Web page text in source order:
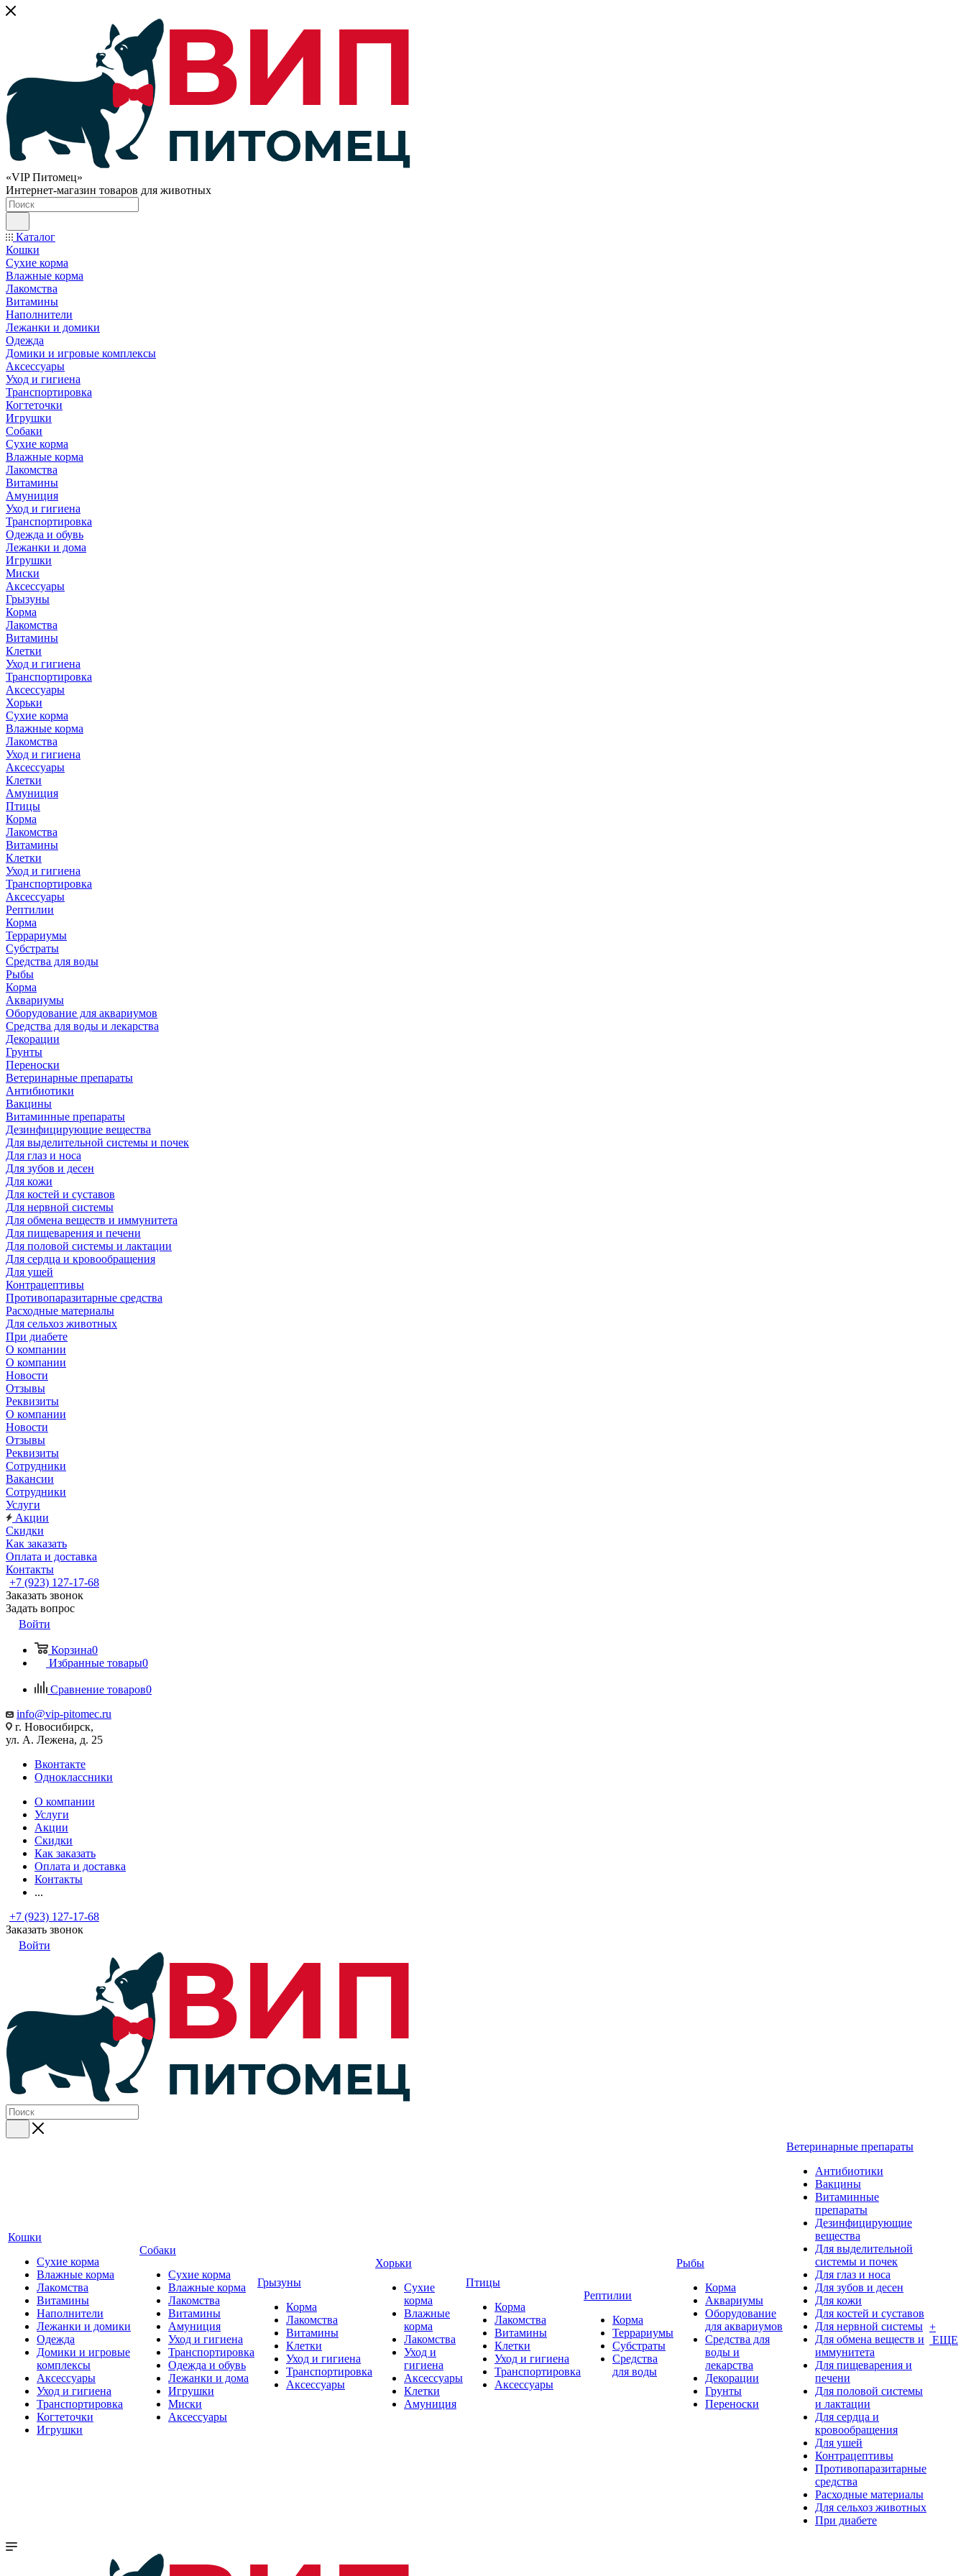
«VIP Питомец»
Интернет-магазин товаров для животных
Каталог
Кошки
Сухие корма
Влажные корма
Лакомства
Витамины
Наполнители
Лежанки и домики
Одежда
Домики и игровые комплексы
Аксессуары
Уход и гигиена
Транспортировка
Когтеточки
Игрушки
Собаки
Сухие корма
Влажные корма
Лакомства
Витамины
Амуниция
Уход и гигиена
Транспортировка
Одежда и обувь
Лежанки и дома
Игрушки
Миски
Аксессуары
Грызуны
Корма
Лакомства
Витамины
Клетки
Уход и гигиена
Транспортировка
Аксессуары
Хорьки
Сухие корма
Влажные корма
Лакомства
Уход и гигиена
Аксессуары
Клетки
Амуниция
Птицы
Корма
Лакомства
Витамины
Клетки
Уход и гигиена
Транспортировка
Аксессуары
Рептилии
Корма
Террариумы
Субстраты
Средства для воды
Рыбы
Корма
Аквариумы
Оборудование для аквариумов
Средства для воды и лекарства
Декорации
Грунты
Переноски
Ветеринарные препараты
Антибиотики
Вакцины
Витаминные препараты
Дезинфицирующие вещества
Для выделительной системы и почек
Для глаз и носа
Для зубов и десен
Для кожи
Для костей и суставов
Для нервной системы
Для обмена веществ и иммунитета
Для пищеварения и печени
Для половой системы и лактации
Для сердца и кровообращения
Для ушей
Контрацептивы
Противопаразитарные средства
Расходные материалы
Для сельхоз животных
При диабете
О компании
О компании
Новости
Отзывы
Реквизиты
О компании
Новости
Отзывы
Реквизиты
Сотрудники
Вакансии
Сотрудники
Услуги
Акции
Скидки
Как заказать
Оплата и доставка
Контакты
+7 (923) 127-17-68
Заказать звонок
Задать вопрос
Войти
Корзина0
Избранные товары0
Сравнение товаров0
info@vip-pitomec.ru
г. Новосибирск,
ул. А. Лежена, д. 25
Вконтакте
Одноклассники
О компании
Услуги
Акции
Скидки
Как заказать
Оплата и доставка
Контакты
...
+7 (923) 127-17-68
Заказать звонок
Войти
Кошки
Сухие корма
Влажные корма
Лакомства
Витамины
Наполнители
Лежанки и домики
Одежда
Домики и игровые
комплексы
Аксессуары
Уход и гигиена
Транспортировка
Когтеточки
Игрушки
Собаки
Сухие корма
Влажные корма
Лакомства
Витамины
Амуниция
Уход и гигиена
Транспортировка
Одежда и обувь
Лежанки и дома
Игрушки
Миски
Аксессуары
Грызуны
Корма
Лакомства
Витамины
Клетки
Уход и гигиена
Транспортировка
Аксессуары
Хорьки
Сухие
корма
Влажные
корма
Лакомства
Уход и
гигиена
Аксессуары
Клетки
Амуниция
Птицы
Корма
Лакомства
Витамины
Клетки
Уход и гигиена
Транспортировка
Аксессуары
Рептилии
Корма
Террариумы
Субстраты
Средства
для воды
Рыбы
Корма
Аквариумы
Оборудование
для аквариумов
Средства для
воды и
лекарства
Декорации
Грунты
Переноски
Ветеринарные препараты
Антибиотики
Вакцины
Витаминные
препараты
Дезинфицирующие
вещества
Для выделительной
системы и почек
Для глаз и носа
Для зубов и десен
Для кожи
Для костей и суставов
Для нервной системы
Для обмена веществ и
иммунитета
Для пищеварения и
печени
Для половой системы
и лактации
Для сердца и
кровообращения
Для ушей
Контрацептивы
Противопаразитарные
средства
Расходные материалы
Для сельхоз животных
При диабете
+
ЕЩЕ